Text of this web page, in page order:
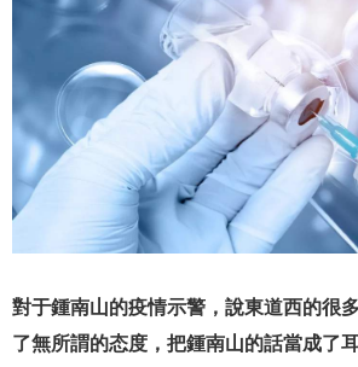
對于鍾南山的疫情示警，說東道西的很
了無所謂的态度，把鍾南山的話當成了耳